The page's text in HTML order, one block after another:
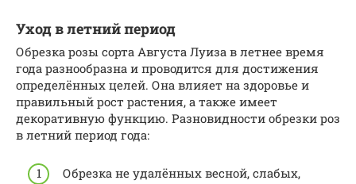
Уход в летний период
Обрезка розы сорта Августа Луиза в летнее время
года разнообразна и проводится для достижения
определённых целей. Она влияет на здоровье и
правильный рост растения, а также имеет
декоративную функцию. Разновидности обрезки роз
в летний период года:
Обрезка не удалённых весной, слабых,